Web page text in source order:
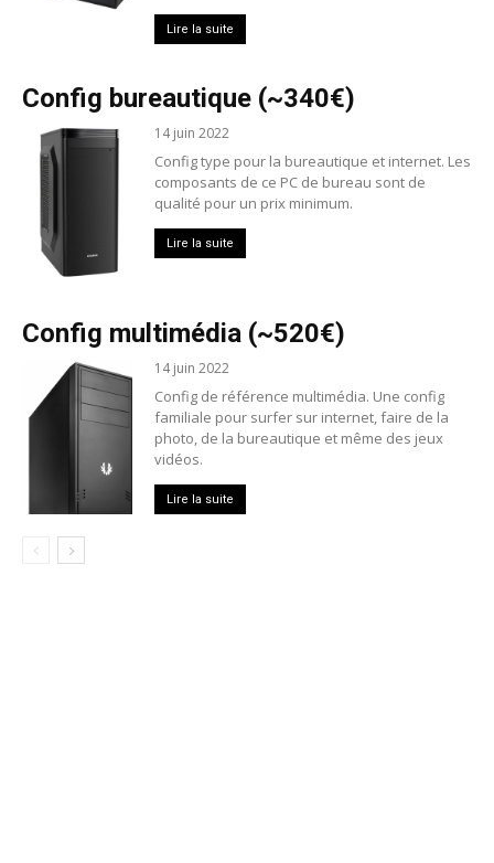
Lire la suite
Config bureautique (~340€)
14 juin 2022
Config type pour la bureautique et internet. Les
composants de ce PC de bureau sont de
qualité pour un prix minimum.
Lire la suite
Config multimédia (~520€)
14 juin 2022
Config de référence multimédia. Une config
familiale pour surfer sur internet, faire de la
photo, de la bureautique et même des jeux
vidéos.
Lire la suite